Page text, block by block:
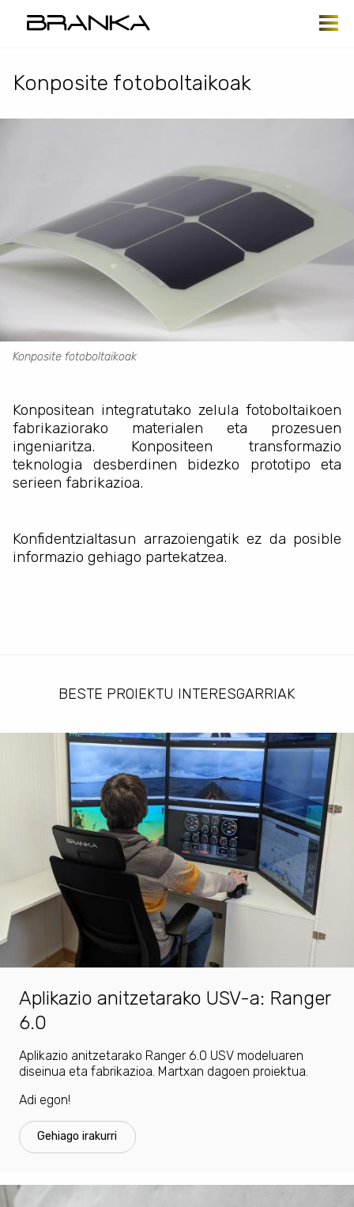
Konposite fotoboltaikoak
Konposite fotoboltaikoak
Konpositean integratutako zelula fotoboltaikoen
fabrikaziorako materialen eta prozesuen
ingeniaritza. Konpositeen transformazio
teknologia desberdinen bidezko prototipo eta
serieen fabrikazioa.
Konfidentzialtasun arrazoiengatik ez da posible
informazio gehiago partekatzea.
BESTE PROIEKTU INTERESGARRIAK
Aplikazio anitzetarako USV-a: Ranger
6.0
Aplikazio anitzetarako Ranger 6.0 USV modeluaren
diseinua eta fabrikazioa. Martxan dagoen proiektua.
Adi egon!
Gehiago irakurri